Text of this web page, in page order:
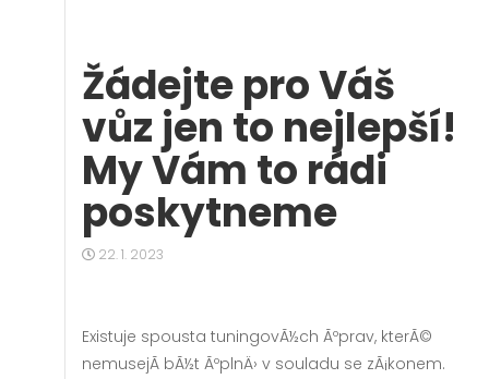
Žádejte pro Váš
vůz jen to nejlepší!
My Vám to rádi
poskytneme
22. 1. 2023
Existuje spousta tuningovÃ½ch Ãºprav, kterÃ©
nemusejÃ­ bÃ½t ÃºplnÄ› v souladu se zÃ¡konem.